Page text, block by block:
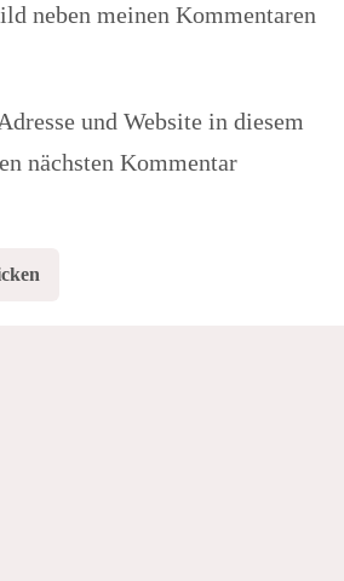
neben meinen Kommentaren
und Website in diesem
nächsten Kommentar